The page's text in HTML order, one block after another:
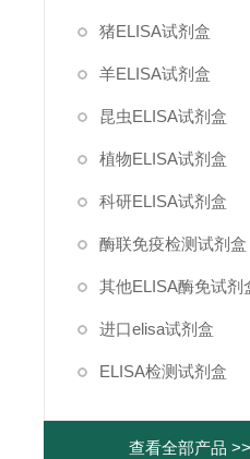
猪ELISA试剂盒
羊ELISA试剂盒
昆虫ELISA试剂盒
植物ELISA试剂盒
科研ELISA试剂盒
酶联免疫检测试剂盒
其他ELISA酶免试剂
进口elisa试剂盒
ELISA检测试剂盒
查看全部产品 >>